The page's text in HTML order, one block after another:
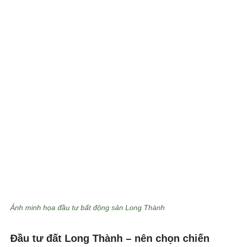
Đầu tư đất Long Thành – nên chọn chiến
Ảnh minh họa đầu tư bất động sản Long Thành